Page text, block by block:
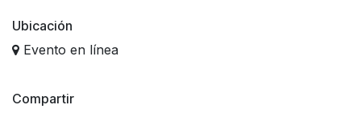
Ubicación
Evento en línea
Compartir